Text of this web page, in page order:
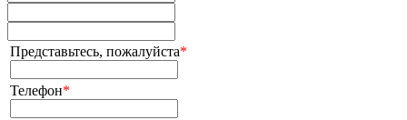
Представьтесь, пожалуйста*
Телефон*